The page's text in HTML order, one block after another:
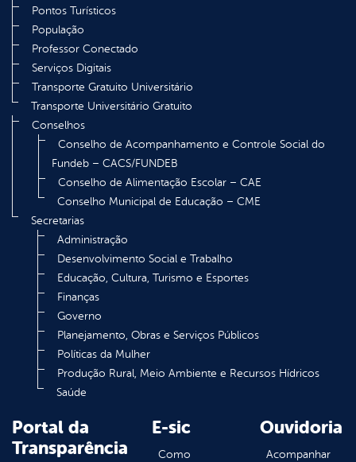
Pontos Turísticos
População
Professor Conectado
Serviços Digitais
Transporte Gratuito Universitário
Transporte Universitário Gratuito
Conselhos
Conselho de Acompanhamento e Controle Social do
Fundeb – CACS/FUNDEB
Conselho de Alimentação Escolar – CAE
Conselho Municipal de Educação – CME
Secretarias
Administração
Desenvolvimento Social e Trabalho
Educação, Cultura, Turismo e Esportes
Finanças
Governo
Planejamento, Obras e Serviços Públicos
Políticas da Mulher
Produção Rural, Meio Ambiente e Recursos Hídricos
Saúde
Portal da
Transparência
E-sic
Como
Ouvidoria
Acompanhar